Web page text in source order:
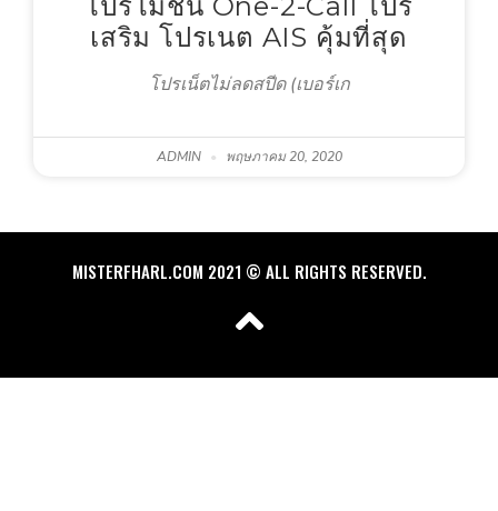
โปรโมชั่น One-2-Call โปร
เสริม โปรเนต AIS คุ้มที่สุด
โปรเน็ตไม่ลดสปีด (เบอร์เก
ADMIN พฤษภาคม 20, 2020
MISTERFHARL.COM 2021 © ALL RIGHTS RESERVED.